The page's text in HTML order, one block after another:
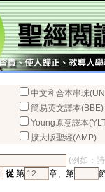
中文和合本串珠
簡易英文譯本(BBE)
Young原意譯本
擴大版聖經(AMP)
(例如：
從 第 章、第